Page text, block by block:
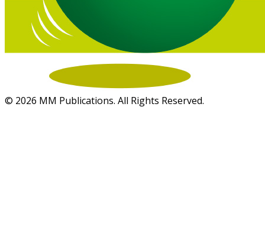
© 2026 MM Publications. All Rights Reserved.